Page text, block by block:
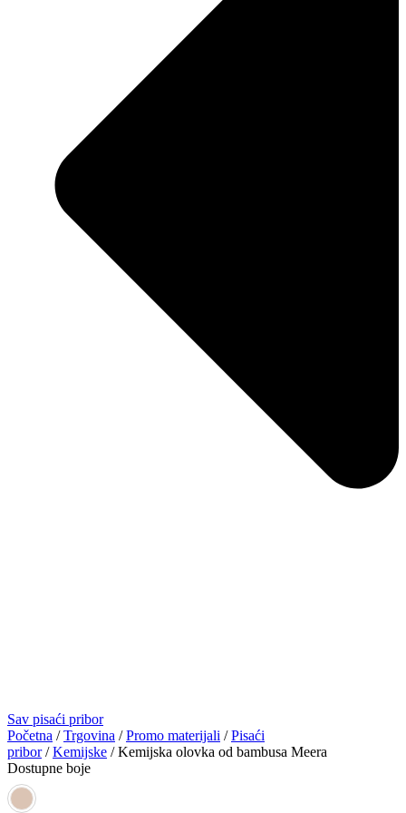
Sav pisaći pribor
Početna /Trgovina /Promo materijali /Pisaći
pribor/Kemijske / Kemijska olovka od bambusa Meera
Dostupne boje